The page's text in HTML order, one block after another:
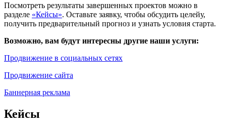
Посмотреть результаты завершенных проектов можно в
разделе «Кейсы». Оставьте заявку, чтобы обсудить целейу,
получить предварительный прогноз и узнать условия старта.
Возможно, вам будут интересны другие наши услуги:
Продвижение в социальных сетях
Продвижение сайта
Баннерная реклама
Кейсы